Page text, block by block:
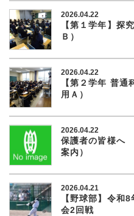
2026.04.22
【第１学年】探
Ｂ）
2026.04.22
【第２学年 普
用Ａ）
2026.04.22
保護者の皆様へ
案内）
2026.04.21
【野球部】令和
会2回戦